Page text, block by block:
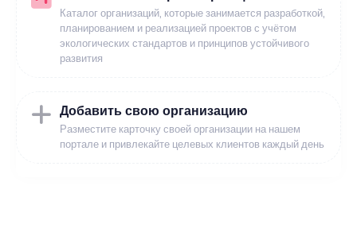
Каталог организаций, которые занимается разработкой,
планированием и реализацией проектов с учётом
экологических стандартов и принципов устойчивого
развития
Добавить свою организацию
Разместите карточку своей организации на нашем
портале и привлекайте целевых клиентов каждый день